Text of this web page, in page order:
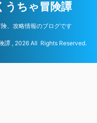
うちゃ冒険譚
、攻略情報のブログです
譚 , 2026 All Rights Reserved.